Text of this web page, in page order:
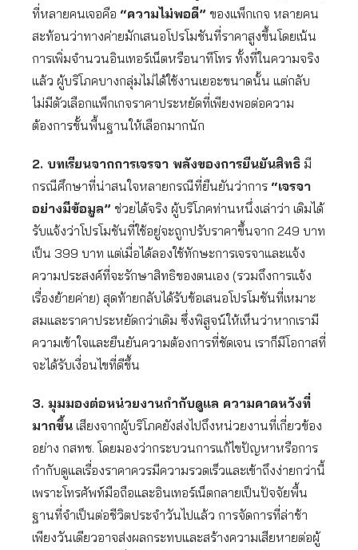
ที่หลายคนเจอคือ “ความไม่พอดี” ของแพ็กเกจ หลายคน
สะท้อนว่าทางค่ายมักเสนอโปรโมชันที่ราคาสูงขึ้นโดยเน้น
การเพิ่มจำนวนอินเทอร์เน็ตหรือนาทีโทร ทั้งที่ในความจริง
แล้ว ผู้บริโภคบางกลุ่มไม่ได้ใช้งานเยอะขนาดนั้น แต่กลับ
ไม่มีตัวเลือกแพ็กเกจราคาประหยัดที่เพียงพอต่อความ
ต้องการขั้นพื้นฐานให้เลือกมากนัก
2. บทเรียนจากการเจรจา พลังของการยืนยันสิทธิ มี
กรณีศึกษาที่น่าสนใจหลายกรณีที่ยืนยันว่าการ “เจรจา
อย่างมีข้อมูล” ช่วยได้จริง ผู้บริโภคท่านหนึ่งเล่าว่า เดิมได้
รับแจ้งว่าโปรโมชันที่ใช้อยู่จะถูกปรับราคาขึ้นจาก 249 บาท
เป็น 399 บาท แต่เมื่อได้ลองใช้ทักษะการเจรจาและแจ้ง
ความประสงค์ที่จะรักษาสิทธิของตนเอง (รวมถึงการแจ้ง
เรื่องย้ายค่าย) สุดท้ายกลับได้รับข้อเสนอโปรโมชันที่เหมาะ
สมและราคาประหยัดกว่าเดิม ซึ่งพิสูจน์ให้เห็นว่าหากเรามี
ความเข้าใจและยืนยันความต้องการที่ชัดเจน เราก็มีโอกาสที่
จะได้รับเงื่อนไขที่ดีขึ้น
3. มุมมองต่อหน่วยงานกำกับดูแล ความคาดหวังที่
มากขึ้น เสียงจากผู้บริโภคยังส่งไปถึงหน่วยงานที่เกี่ยวข้อง
อย่าง กสทช. โดยมองว่ากระบวนการแก้ไขปัญหาหรือการ
กำกับดูแลเรื่องราคาควรมีความรวดเร็วและเข้าถึงง่ายกว่านี้
เพราะโทรศัพท์มือถือและอินเทอร์เน็ตกลายเป็นปัจจัยพื้น
ฐานที่จำเป็นต่อชีวิตประจำวันไปแล้ว การจัดการที่ล่าช้า
เพียงวันเดียวอาจส่งผลกระทบและสร้างความเสียหายต่อผู้